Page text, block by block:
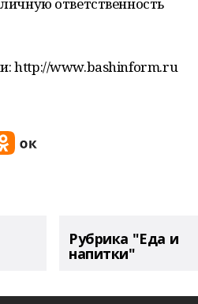
http://www.bashinform.ru
Рубрика "Еда и
напитки"